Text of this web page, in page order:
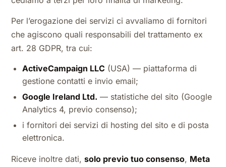
Per l’erogazione dei servizi ci avvaliamo di fornitori
che agiscono quali responsabili del trattamento ex
art. 28 GDPR, tra cui:
ActiveCampaign LLC (USA) — piattaforma di
gestione contatti e invio email;
Google Ireland Ltd. — statistiche del sito (Google
Analytics 4, previo consenso);
i fornitori dei servizi di hosting del sito e di posta
elettronica.
Riceve inoltre dati, solo previo tuo consenso, Meta